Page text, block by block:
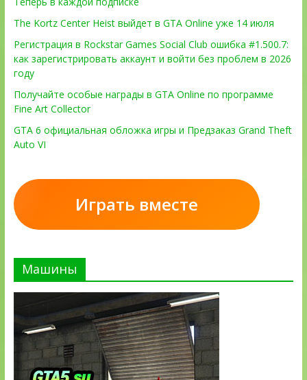
The Kortz Center Heist выйдет в GTA Online уже 14 июля
Регистрация в Rockstar Games Social Club ошибка #1.500.7:
как зарегистрировать аккаунт и войти без проблем в 2026
году
Получайте особые награды в GTA Online по программе
Fine Art Collector
GTA 6 официальная обложка игры и Предзаказ Grand Theft
Auto VI
Играть вместе
Машины